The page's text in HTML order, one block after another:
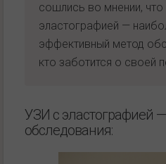
сошлись во мнении,
эластографией —
эффективный метод
кто заботится о своей
УЗИ с эластографией
обследования: